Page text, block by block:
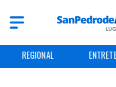
ENTRETENCIÓN